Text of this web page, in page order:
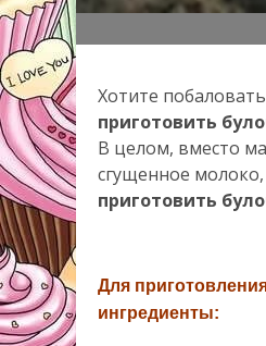
Хотите
приготовить
В целом, вместо
сгущенное
приготовить
Для
ингредиенты: